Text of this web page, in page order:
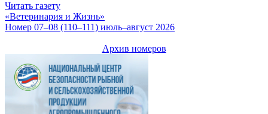
Читать газету
«Ветеринария и Жизнь»
Номер 07–08 (110–111) июль–август 2026
Архив номеров